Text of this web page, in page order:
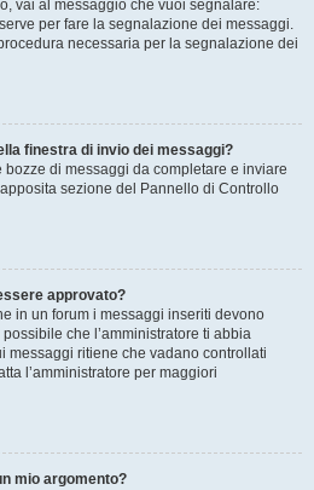
vai al messaggio che vuoi segnalare:
per fare la segnalazione dei messaggi.
necessaria per la segnalazione dei
finestra di invio dei messaggi?
bozze di messaggi da completare e inviare
sezione del Pannello di Controllo
approvato?
in un forum i messaggi inseriti devono
che l’amministratore ti abbia
messaggi ritiene che vadano controllati
l’amministratore per maggiori
mio argomento?